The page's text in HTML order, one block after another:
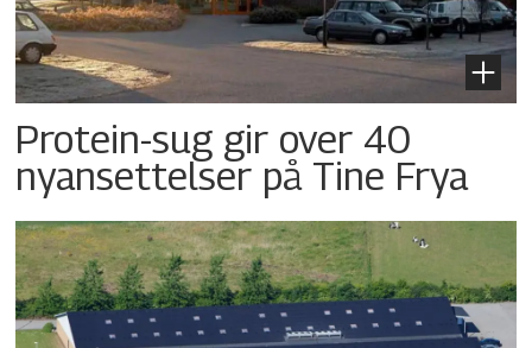
Protein-sug gir over 40
nyansettelser på Tine Frya